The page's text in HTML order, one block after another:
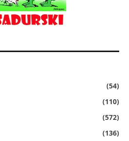
(54)
(110)
(572)
(136)